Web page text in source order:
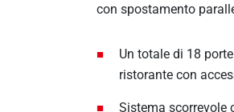
con spostamento
Un totale di 18
ristorante con
Sistema scorrevole